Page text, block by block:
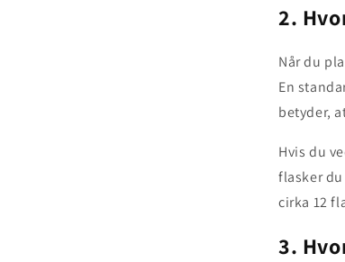
2.
Når du
En
betyder,
Hvis du
flasker
cirka 12
3.